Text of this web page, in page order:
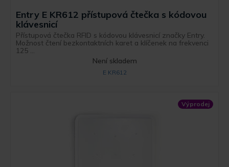
Entry E KR612 přístupová čtečka s kódovou
klávesnicí
Přístupová čtečka RFID s kódovou klávesnicí značky Entry.
Možnost čtení bezkontaktních karet a klíčenek na frekvenci
125 ...
Není skladem
E KR612
Výprodej